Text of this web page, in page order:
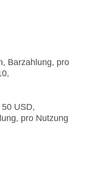
Barzahlung, pro
USD,
pro Nutzung